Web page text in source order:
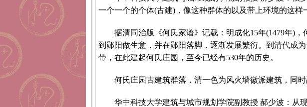
一个一个的个体(古建)，像这种群体的以及带上环境的这样
据清同治版《何氏家谱》记载：明成化15年(1479年)
到郧阳做生意，并在郧阳落脚，逐渐发展繁衍。到清代成
带，在此建起何氏庄园，至今已经有530年的历史。
何氏庄园古建筑群落，清一色为风火墙徽派建筑，同时
华中科技大学建筑与城市规划学院副教授 郝少波：从